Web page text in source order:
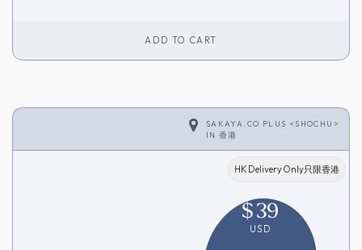
ADD TO CART
SAKAYA.CO PLUS <SHOCHU>
IN 香港
HK Delivery Only只限香港
$39
USD